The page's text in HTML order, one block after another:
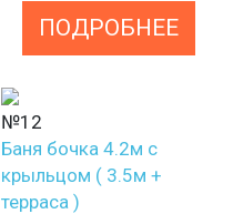
ПОДРОБНЕЕ
№12
Баня бочка 4.2м с
крыльцом ( 3.5м +
терраса )